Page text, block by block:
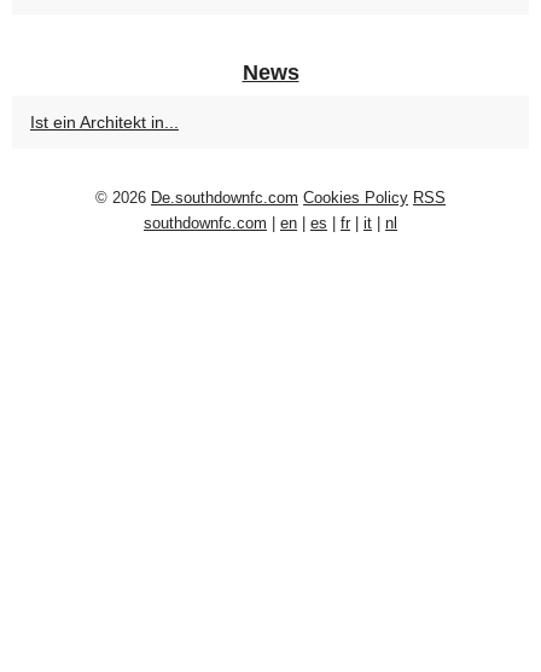
News
Ist ein Architekt in...
© 2026 De.southdownfc.com Cookies Policy RSS
southdownfc.com
en es fr it nl